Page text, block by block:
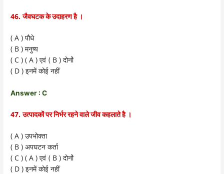
46.जैवघटक के उदाहरण है ।
( A )पौधे
( B )मनुष्य
( C ) ( A )एवं ( B )दोनों
( D )इनमें कोई नहीं
Answer : C
47.उत्पादकों पर निर्भर रहने वाले जीव कहलाते है ।
( A )उपभोक्ता
( B )अपघटन कर्ता
( C ) ( A )एवं ( B )दोनों
( D )इनमें कोई नहीं